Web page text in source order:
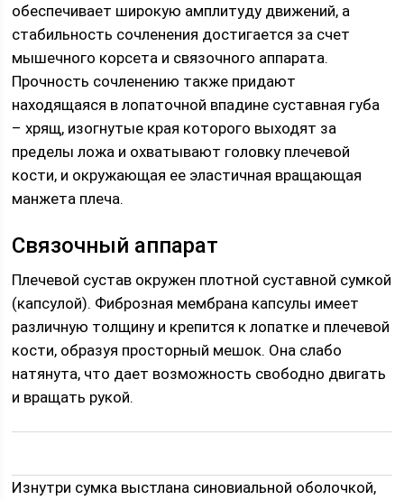
обеспечивает широкую амплитуду движений, а
стабильность сочленения достигается за счет
мышечного корсета и связочного аппарата.
Прочность сочленению также придают
находящаяся в лопаточной впадине суставная губа
– хрящ, изогнутые края которого выходят за
пределы ложа и охватывают головку плечевой
кости, и окружающая ее эластичная вращающая
манжета плеча.
Связочный аппарат
Плечевой сустав окружен плотной суставной сумкой
(капсулой). Фиброзная мембрана капсулы имеет
различную толщину и крепится к лопатке и плечевой
кости, образуя просторный мешок. Она слабо
натянута, что дает возможность свободно двигать
и вращать рукой.
Изнутри сумка выстлана синовиальной оболочкой,